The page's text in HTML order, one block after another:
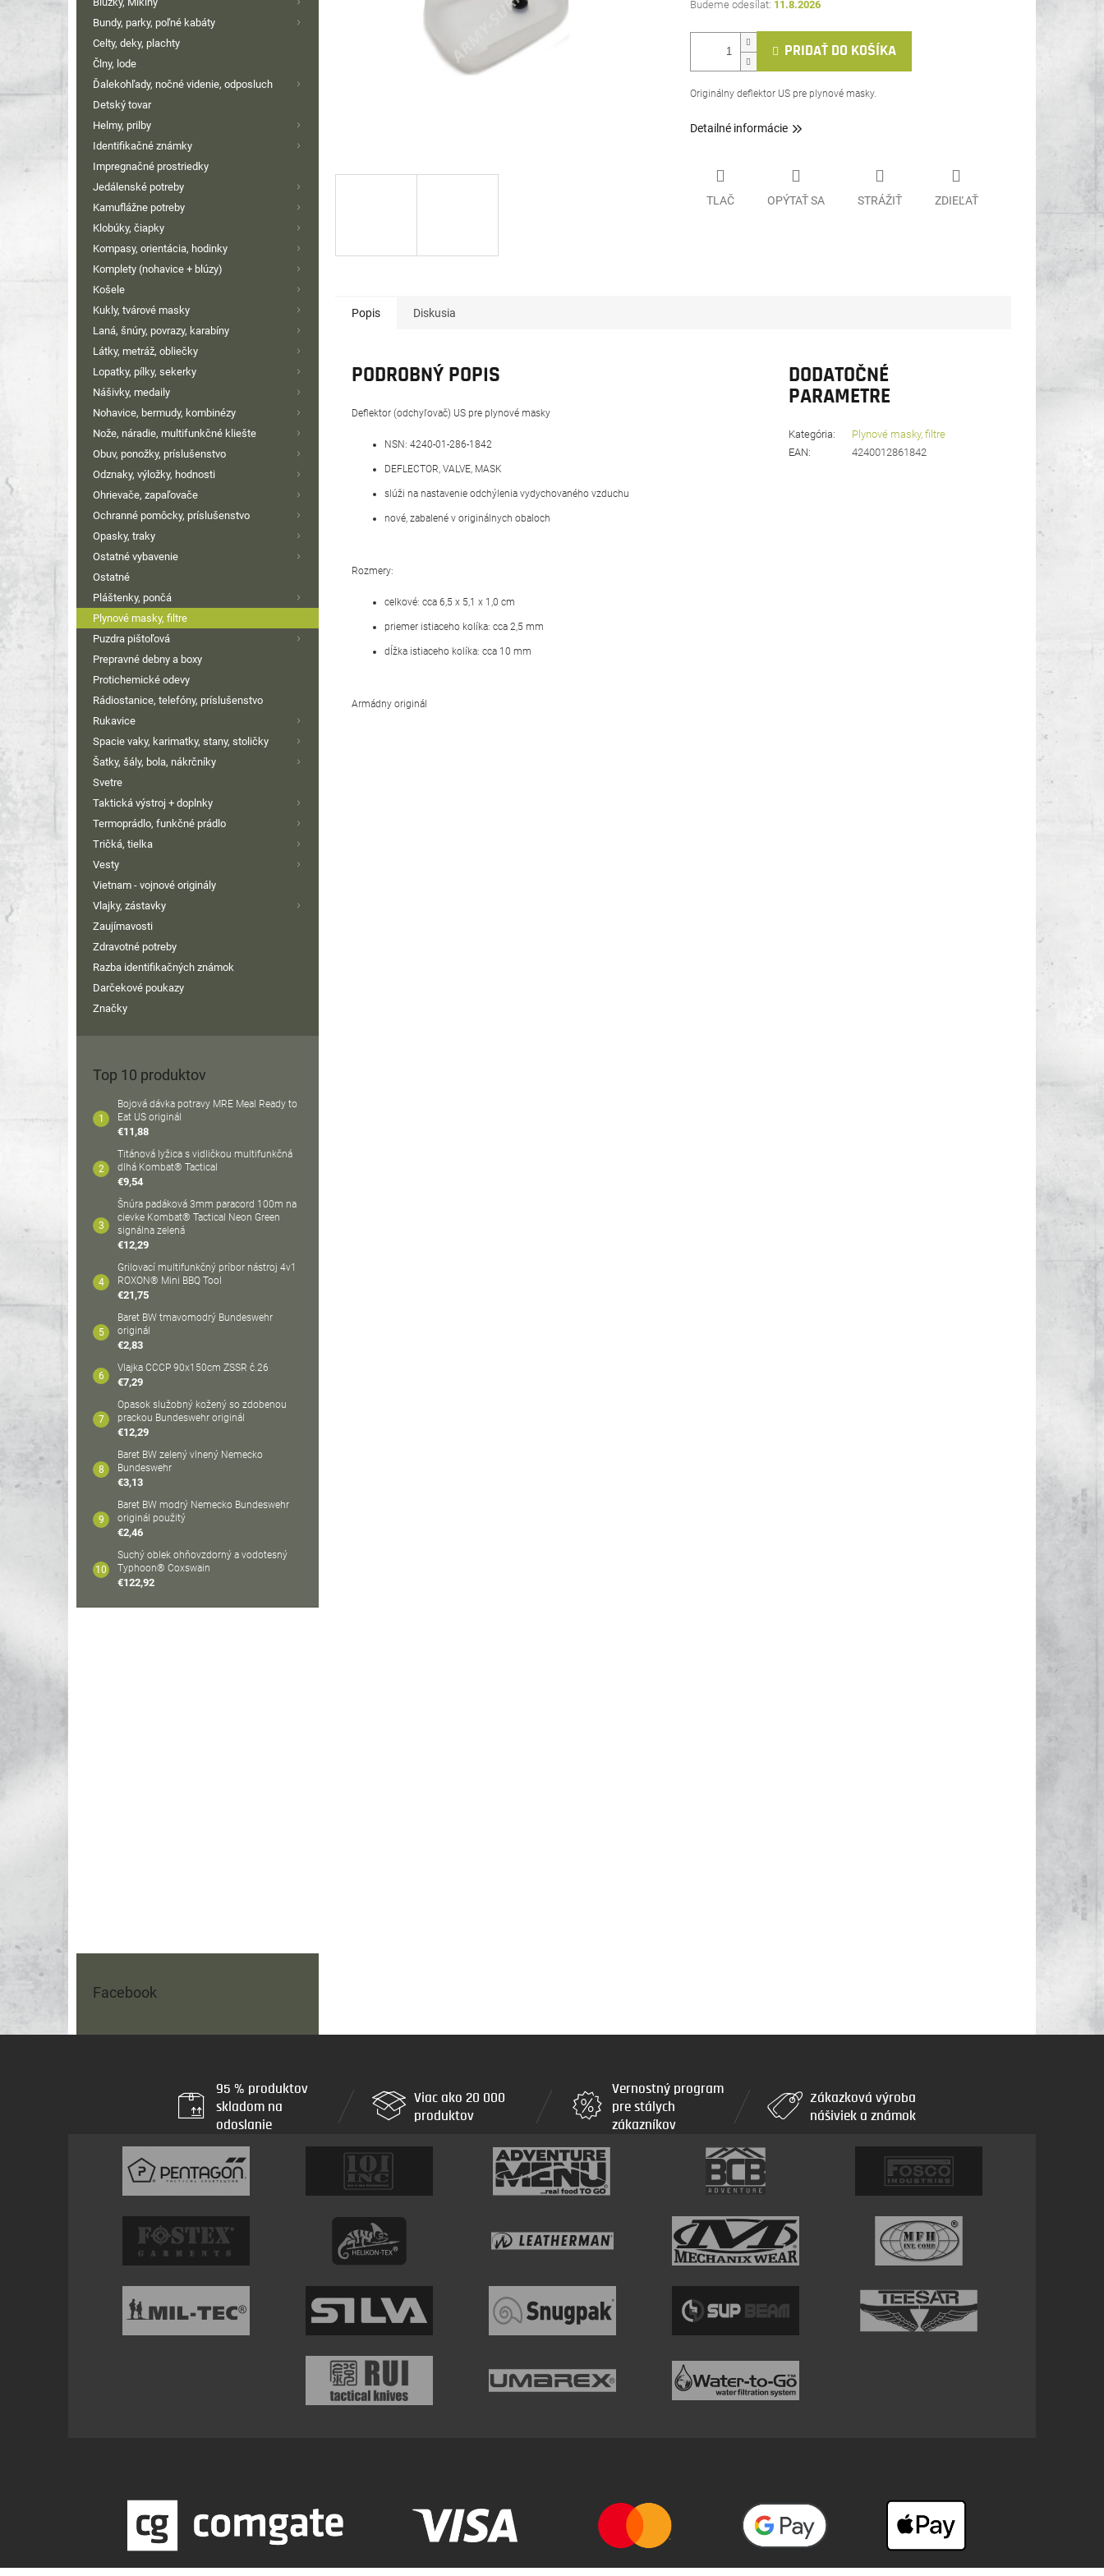
Bundy, parky, poľné kabáty
Celty, deky, plachty
Člny, lode
Ďalekohľady, nočné videnie, odposluch
Detský tovar
Helmy, prilby
Identifikačné známky
Impregnačné prostriedky
Jedálenské potreby
Kamuflážne potreby
Klobúky, čiapky
Kompasy, orientácia, hodinky
Komplety (nohavice + blúzy)
Košele
Kukly, tvárové masky
Laná, šnúry, povrazy, karabíny
Látky, metráž, obliečky
Lopatky, pílky, sekerky
Nášivky, medaily
Nohavice, bermudy, kombinézy
Nože, náradie, multifunkčné kliešte
Obuv, ponožky, príslušenstvo
Odznaky, výložky, hodnosti
Ohrievače, zapaľovače
Ochranné pomôcky, príslušenstvo
Opasky, traky
Ostatné vybavenie
Ostatné
Pláštenky, pončá
Plynové masky, filtre
Puzdra pištoľová
Prepravné debny a boxy
Protichemické odevy
Rádiostanice, telefóny, príslušenstvo
Rukavice
Spacie vaky, karimatky, stany, stoličky
Šatky, šály, bola, nákrčníky
Svetre
Taktická výstroj + doplnky
Termoprádlo, funkčné prádlo
Tričká, tielka
Vesty
Vietnam - vojnové originály
Vlajky, zástavky
Zaujímavosti
Zdravotné potreby
Razba identifikačných známok
Darčekové poukazy
Značky
Top 10 produktov
Bojová dávka potravy MRE Meal Ready to
Eat US originál
€11,88
Titánová lyžica s vidličkou multifunkčná
dlhá Kombat® Tactical
€9,54
Šnúra padáková 3mm paracord 100m na
cievke Kombat® Tactical Neon Green
signálna zelená
€12,29
Grilovací multifunkčný príbor nástroj 4v1
ROXON® Mini BBQ Tool
€21,75
Baret BW tmavomodrý Bundeswehr
originál
€2,83
Vlajka CCCP 90x150cm ZSSR č.26
€7,29
Opasok služobný kožený so zdobenou
prackou Bundeswehr originál
€12,29
Baret BW zelený vlnený Nemecko
Bundeswehr
€3,13
Baret BW modrý Nemecko Bundeswehr
originál použitý
€2,46
Suchý oblek ohňovzdorný a vodotesný
Typhoon® Coxswain
€122,92
Facebook
11.8.2026
PRIDAŤ DO KOŠÍKA
Originálny deflektor US pre plynové masky.
Detailné informácie
TLAČ OPÝTAŤ SA STRÁŽIŤ ZDIEĽAŤ
Popis Diskusia
PODROBNÝ POPIS
Deflektor (odchyľovač) US pre plynové masky
NSN: 4240-01-286-1842
DEFLECTOR, VALVE, MASK
slúži na nastavenie odchýlenia vydychovaného vzduchu
nové, zabalené v originálnych obaloch
Rozmery:
celkové: cca 6,5 x 5,1 x 1,0 cm
priemer istiaceho kolíka: cca 2,5 mm
dĺžka istiaceho kolíka: cca 10 mm
Armádny originál
DODATOČNÉ
PARAMETRE
Kategória:
Plynové masky, filtre
EAN: 4240012861842
95 % produktov
skladom na
odoslanie
Viac ako 20 000
produktov
Vernostný program
pre stálych
zákazníkov
Zákazková výroba
nášiviek a známok